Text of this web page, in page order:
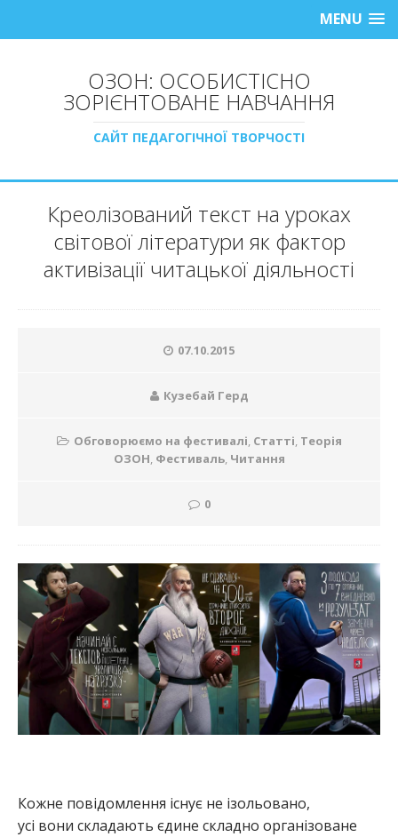
MENU
ОЗОН: ОСОБИСТІСНО
ЗОРІЄНТОВАНЕ НАВЧАННЯ
САЙТ ПЕДАГОГІЧНОЇ ТВОРЧОСТІ
Креолізований текст на уроках
світової літератури як фактор
активізації читацької діяльності
07.10.2015
Кузебай Герд
Обговорюємо на фестивалі, Статті, Теорія
ОЗОН, Фестиваль, Читання
0
Кожне повідомлення існує не ізольовано,
усі вони складають єдине складно організоване